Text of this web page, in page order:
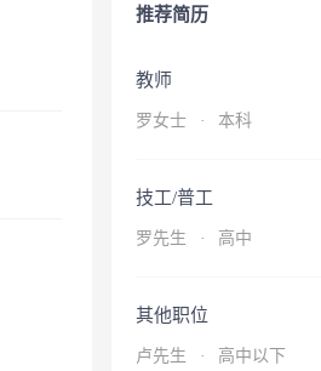
推荐简历
教师
罗女士 · 本科
技工/普工
罗先生 · 高中
其他职位
卢先生 · 高中以下